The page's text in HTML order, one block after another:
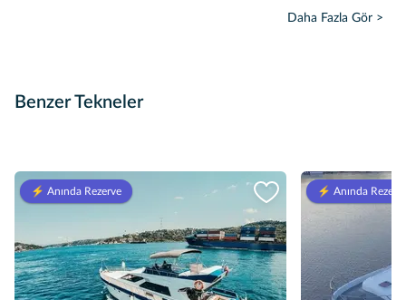
Daha Fazla Gör >
Benzer Tekneler
⚡️ Anında Rezerve ⚡️ Anında